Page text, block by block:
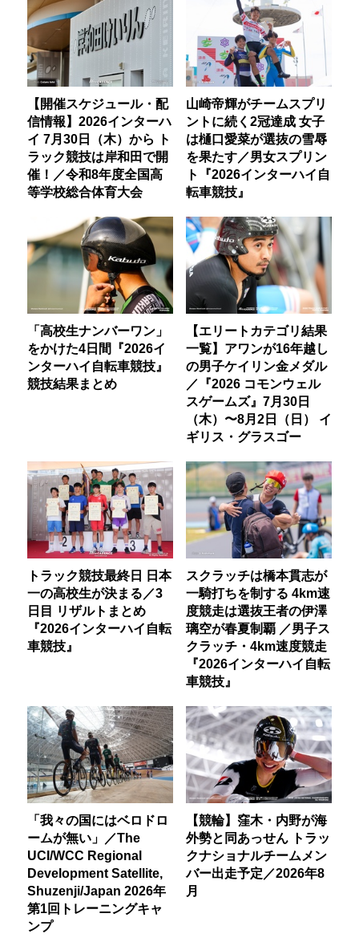
【開催スケジュール・配
信情報】2026インターハ
イ 7月30日（木）から ト
ラック競技は岸和田で開
催！／令和8年度全国高
等学校総合体育大会
山崎帝輝がチームスプリ
ントに続く2冠達成 女子
は樋口愛菜が選抜の雪辱
を果たす／男女スプリン
ト『2026インターハイ自
転車競技』
「高校生ナンバーワン」
をかけた4日間『2026イ
ンターハイ自転車競技』
競技結果まとめ
【エリートカテゴリ結果
一覧】アワンが16年越し
の男子ケイリン金メダル
／『2026 コモンウェル
スゲームズ』7月30日
（木）〜8月2日（日） イ
ギリス・グラスゴー
トラック競技最終日 日本
一の高校生が決まる／3
日目 リザルトまとめ
『2026インターハイ自転
車競技』
スクラッチは橋本貫志が
一騎打ちを制する 4km速
度競走は選抜王者の伊澤
璃空が春夏制覇 ／男子ス
クラッチ・4km速度競走
『2026インターハイ自転
車競技』
「我々の国にはベロドロ
ームが無い」／The
UCI/WCC Regional
Development Satellite,
Shuzenji/Japan 2026年
第1回トレーニングキャ
ンプ
【競輪】窪木・内野が海
外勢と同あっせん トラッ
クナショナルチームメン
バー出走予定／2026年8
月